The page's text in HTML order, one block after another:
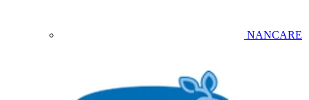
NANCARE